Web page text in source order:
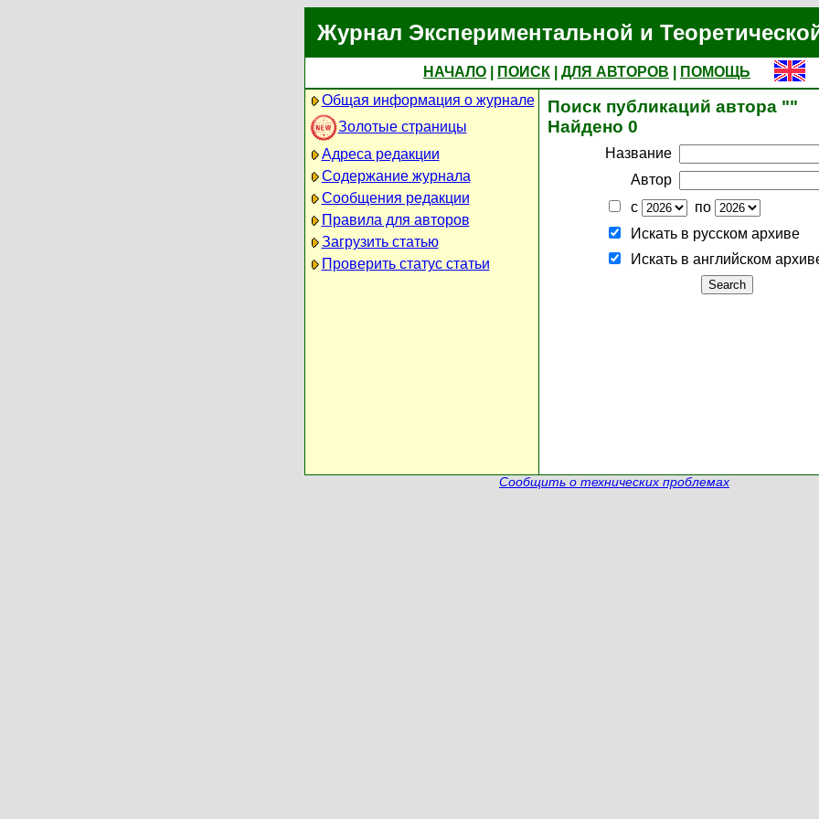
Журнал Экспериментальной и
НАЧАЛО ПОИСК ДЛЯ АВТОРОВ
ПОМОЩЬ
Общая информация о журнале
Золотые страницы
Адреса редакции
Содержание журнала
Сообщения редакции
Правила для авторов
Загрузить статью
Проверить статус статьи
Поиск публикаций автора ""
Найдено 0
Название
Автор
с
по
Искать в русском архиве
Искать в английском
Сообщить о технических проблемах